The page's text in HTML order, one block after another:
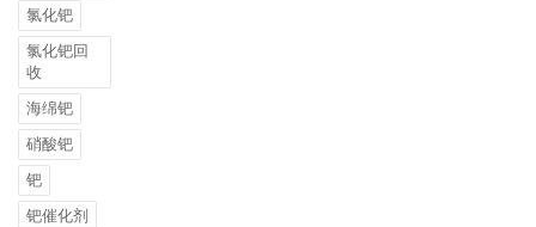
氯化钯
氯化钯回
收
海绵钯
硝酸钯
钯
钯催化剂